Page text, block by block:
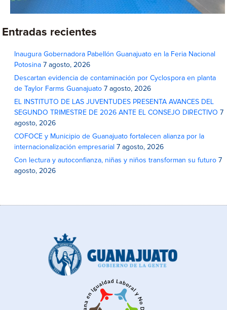
Entradas recientes
Inaugura Gobernadora Pabellón Guanajuato en la Feria Nacional
Potosina 7 agosto, 2026
Descartan evidencia de contaminación por Cyclospora en planta
de Taylor Farms Guanajuato 7 agosto, 2026
EL INSTITUTO DE LAS JUVENTUDES PRESENTA AVANCES DEL
SEGUNDO TRIMESTRE DE 2026 ANTE EL CONSEJO DIRECTIVO 7
agosto, 2026
COFOCE y Municipio de Guanajuato fortalecen alianza por la
internacionalización empresarial 7 agosto, 2026
Con lectura y autoconfianza, niñas y niños transforman su futuro 7
agosto, 2026